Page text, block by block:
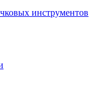
инструментов